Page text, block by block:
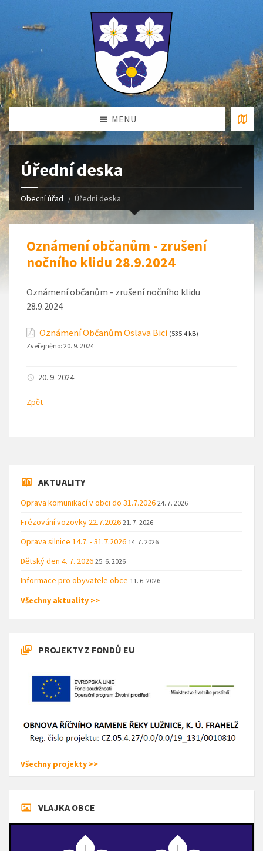
MENU
Úřední deska
Obecní úřad Úřední deska
Oznámení občanům - zrušení
nočního klidu 28.9.2024
Oznámení občanům - zrušení nočního klidu
28.9.2024
Oznámení Občanům Oslava Bici (535.4 kB)
Zveřejněno: 20. 9. 2024
20. 9. 2024
Zpět
AKTUALITY
Oprava komunikací v obci do 31.7.2026 24. 7. 2026
Frézování vozovky 22.7.2026 21. 7. 2026
Oprava silnice 14.7. - 31.7.2026 14. 7. 2026
Dětský den 4. 7. 2026 25. 6. 2026
Informace pro obyvatele obce 11. 6. 2026
Všechny aktuality >>
PROJEKTY Z FONDŮ EU
Všechny projekty >>
VLAJKA OBCE